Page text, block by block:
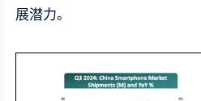
展潜力。